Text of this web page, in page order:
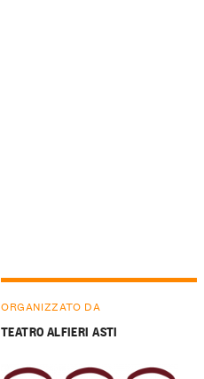
ORGANIZZATO DA
TEATRO ALFIERI ASTI